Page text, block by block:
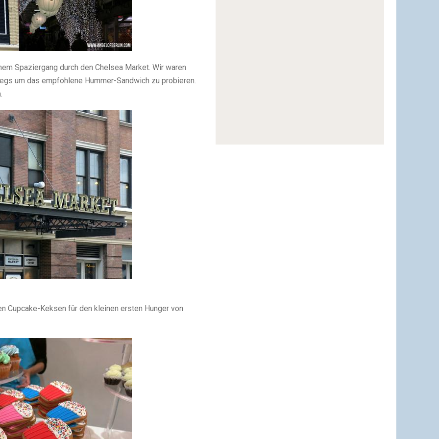
Spaziergang durch den Chelsea Market. Wir waren
um das empfohlene Hummer-Sandwich zu probieren.
Cupcake-Keksen für den kleinen ersten Hunger von